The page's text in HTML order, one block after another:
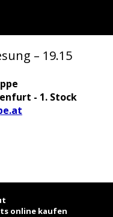
– 19.15
- 1. Stock
online kaufen